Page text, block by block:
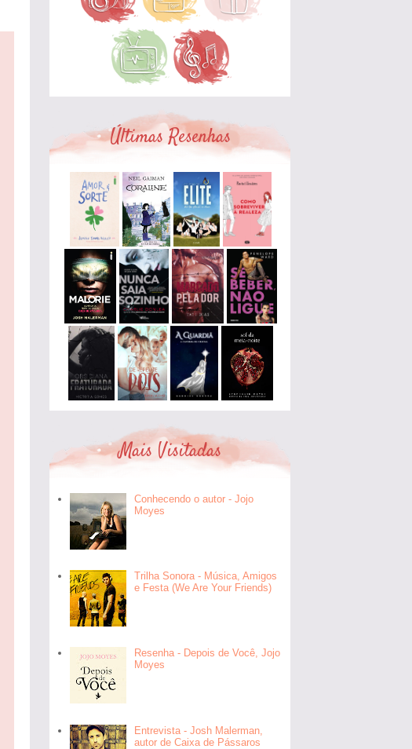
Últimas Resenhas
Mais Visitadas
Conhecendo o autor - Jojo
Moyes
Trilha Sonora - Música, Amigos
e Festa (We Are Your Friends)
Resenha - Depois de Você, Jojo
Moyes
Entrevista - Josh Malerman,
autor de Caixa de Pássaros